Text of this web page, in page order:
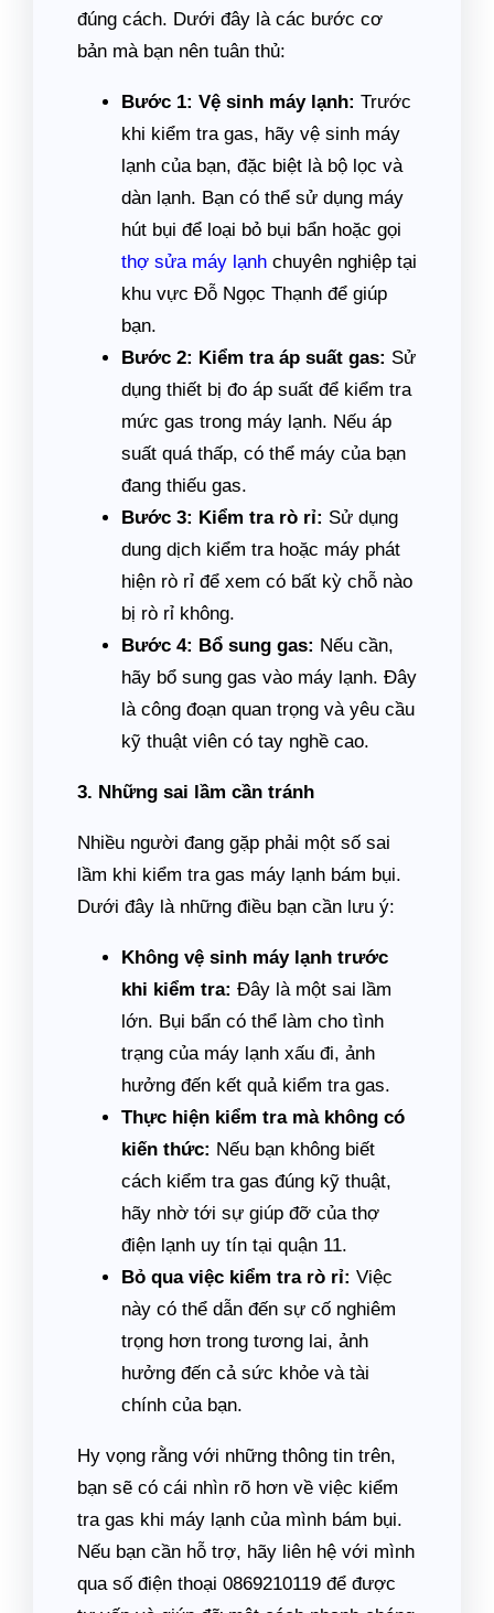
đúng cách. Dưới đây là các bước cơ
bản mà bạn nên tuân thủ:
Bước 1: Vệ sinh máy lạnh: Trước
khi kiểm tra gas, hãy vệ sinh máy
lạnh của bạn, đặc biệt là bộ lọc và
dàn lạnh. Bạn có thể sử dụng máy
hút bụi để loại bỏ bụi bẩn hoặc gọi
thợ sửa máy lạnh chuyên nghiệp tại
khu vực Đỗ Ngọc Thạnh để giúp
bạn.
Bước 2: Kiểm tra áp suất gas: Sử
dụng thiết bị đo áp suất để kiểm tra
mức gas trong máy lạnh. Nếu áp
suất quá thấp, có thể máy của bạn
đang thiếu gas.
Bước 3: Kiểm tra rò rỉ: Sử dụng
dung dịch kiểm tra hoặc máy phát
hiện rò rỉ để xem có bất kỳ chỗ nào
bị rò rỉ không.
Bước 4: Bổ sung gas: Nếu cần,
hãy bổ sung gas vào máy lạnh. Đây
là công đoạn quan trọng và yêu cầu
kỹ thuật viên có tay nghề cao.
3. Những sai lầm cần tránh
Nhiều người đang gặp phải một số sai
lầm khi kiểm tra gas máy lạnh bám bụi.
Dưới đây là những điều bạn cần lưu ý:
Không vệ sinh máy lạnh trước
khi kiểm tra: Đây là một sai lầm
lớn. Bụi bẩn có thể làm cho tình
trạng của máy lạnh xấu đi, ảnh
hưởng đến kết quả kiểm tra gas.
Thực hiện kiểm tra mà không có
kiến thức: Nếu bạn không biết
cách kiểm tra gas đúng kỹ thuật,
hãy nhờ tới sự giúp đỡ của thợ
điện lạnh uy tín tại quận 11.
Bỏ qua việc kiểm tra rò rỉ: Việc
này có thể dẫn đến sự cố nghiêm
trọng hơn trong tương lai, ảnh
hưởng đến cả sức khỏe và tài
chính của bạn.
Hy vọng rằng với những thông tin trên,
bạn sẽ có cái nhìn rõ hơn về việc kiểm
tra gas khi máy lạnh của mình bám bụi.
Nếu bạn cần hỗ trợ, hãy liên hệ với mình
qua số điện thoại 0869210119 để được